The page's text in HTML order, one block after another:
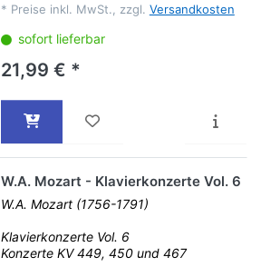
* Preise inkl. MwSt., zzgl. Versandkosten
sofort lieferbar
21,99 € *
W.A. Mozart - Klavierkonzerte Vol. 6
W.A. Mozart (1756-1791)
Klavierkonzerte Vol. 6
Konzerte KV 449, 450 und 467